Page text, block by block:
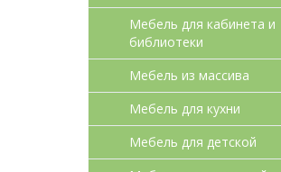
Мебель для кабинета и
библиотеки
Мебель из массива
Мебель для кухни
Мебель для детcкой